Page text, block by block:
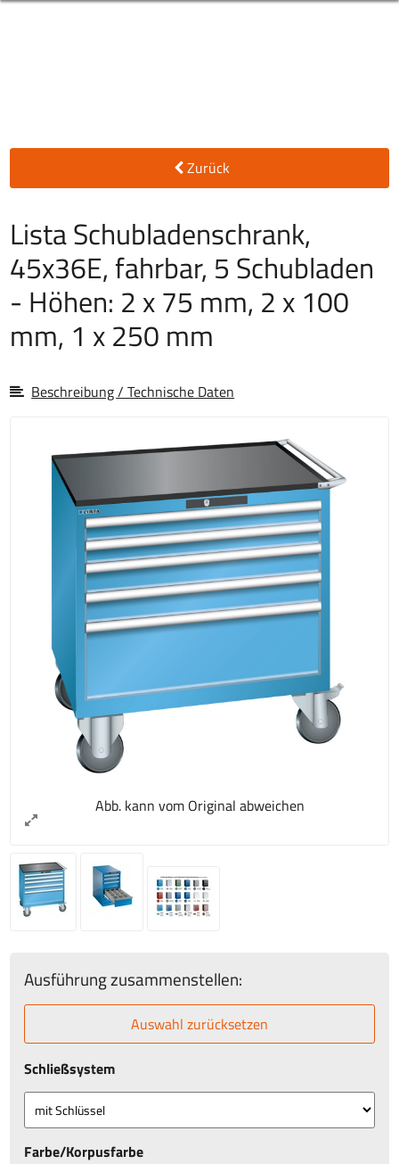
Zurück
Lista Schubladenschrank,
45x36E, fahrbar, 5 Schubladen
- Höhen: 2 x 75 mm, 2 x 100
mm, 1 x 250 mm
Beschreibung / Technische Daten
Abb. kann vom Original abweichen
Ausführung zusammenstellen:
Auswahl zurücksetzen
Schließsystem
Farbe/Korpusfarbe